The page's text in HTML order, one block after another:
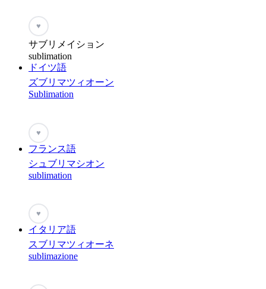
♥
サブリメイション
sublimation
ドイツ語
ズブリマツィオーン
Sublimation
♥
フランス語
シュブリマシオン
sublimation
♥
イタリア語
スブリマツィオーネ
sublimazione